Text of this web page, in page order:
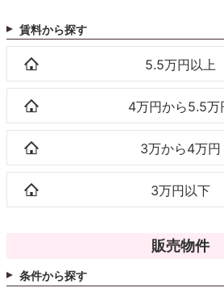
賃料から探す
5.5万円以上
4万円から5.5万
3万から4万円
3万円以下
販売物件
条件から探す